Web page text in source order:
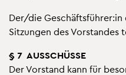
Der/die Ge­schäfts­füh­rer:in
Sit­zun­gen des Vor­stan­des
§ 7 AUS­SCHÜS­SE
Der Vor­stand kann für